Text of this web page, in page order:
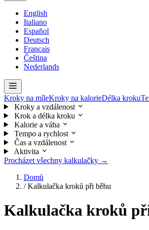
English
Italiano
Español
Deutsch
Français
Čeština
Nederlands
Kroky na míleKroky na kalorieDélka kroku
Kroky a vzdálenost
Krok a délka kroku
Kalorie a váha
Tempo a rychlost
Čas a vzdálenost
Aktivita
Procházet všechny kalkulačky →
Domů
/ Kalkulačka kroků při běhu
Kalkulačka kroků